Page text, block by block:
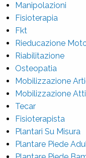
Manipolazioni
Fisioterapia
Fkt
Rieducazione
Riabilitazione
Osteopatia
Mobilizzazione
Mobilizzazione
Tecar
Fisioterapista
Plantari Su Misura
Plantare Piede